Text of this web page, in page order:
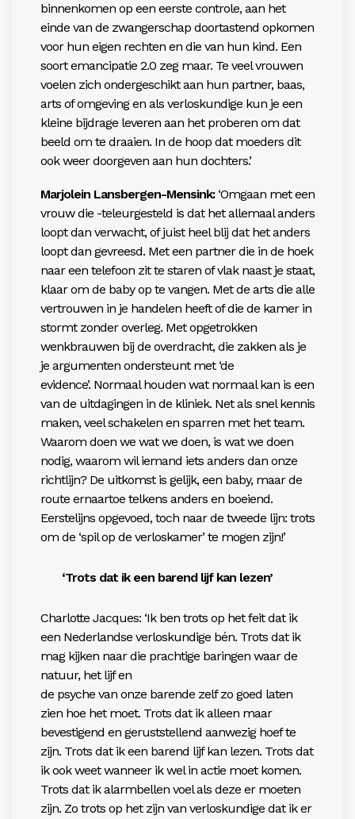
binnenkomen op een eerste controle, aan het
einde van de zwangerschap doortastend opkomen
voor hun eigen rechten en die van hun kind. Een
soort emancipatie 2.0 zeg maar. Te veel vrouwen
voelen zich ondergeschikt aan hun partner, baas,
arts of omgeving en als verloskundige kun je een
kleine bijdrage leveren aan het proberen om dat
beeld om te draaien. In de hoop dat moeders dit
ook weer doorgeven aan hun dochters.’
Marjolein Lansbergen-Mensink:‘Omgaan met een
vrouw die -teleurgesteld is dat het allemaal anders
loopt dan verwacht, of juist heel blij dat het anders
loopt dan gevreesd. Met een partner die in de hoek
naar een telefoon zit te staren of vlak naast je staat,
klaar om de baby op te vangen. Met de arts die alle
vertrouwen in je handelen heeft of die de kamer in
stormt zonder overleg. Met opgetrokken
wenkbrauwen bij de overdracht, die zakken als je
je argumenten ondersteunt met ‘de
evidence’. Normaal houden wat normaal kan is een
van de uitdagingen in de kliniek. Net als snel kennis
maken, veel schakelen en sparren met het team.
Waarom doen we wat we doen, is wat we doen
nodig, waarom wil iemand iets anders dan onze
richtlijn? De uitkomst is gelijk, een baby, maar de
route ernaartoe telkens anders en boeiend.
Eerstelijns opgevoed, toch naar de tweede lijn: trots
om de ‘spil op de verloskamer’ te mogen zijn!’
‘Trots dat ik een barend lijf kan lezen’
Charlotte Jacques: ‘Ik ben trots op het feit dat ik
een ­Nederlandse verloskundige bén. Trots dat ik
mag kijken naar die prachtige baringen waar de
natuur, het lijf en
de psyche van onze barende zelf zo goed laten
zien hoe het moet. Trots dat ik alleen maar
bevestigend en ­geruststellend aanwezig hoef te
zijn. Trots dat ik een barend lijf kan lezen. Trots dat
ik ook weet wanneer ik wel in actie moet komen.
Trots dat ik alarmbellen voel als deze er moeten
zijn. Zo trots op het zijn van verloskundige dat ik er